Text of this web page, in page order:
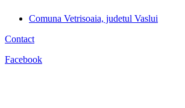
Comuna Vetrisoaia, judetul Vaslui
Contact
Facebook